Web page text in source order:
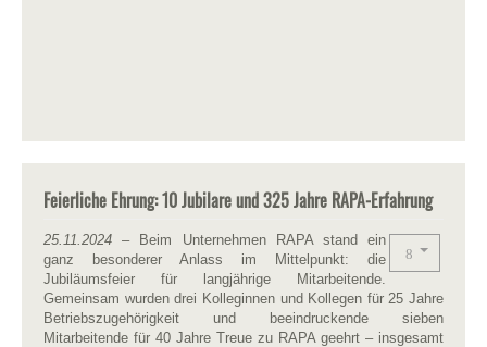
Feierliche Ehrung: 10 Jubilare und 325 Jahre RAPA-Erfahrung
25.11.2024– Beim Unternehmen RAPA stand ein
ganz besonderer Anlass im Mittelpunkt: die
Jubiläumsfeier für langjährige Mitarbeitende.
Gemeinsam wurden drei Kolleginnen und Kollegen für 25 Jahre
Betriebszugehörigkeit und beeindruckende sieben
Mitarbeitende für 40 Jahre Treue zu RAPA geehrt – insgesamt